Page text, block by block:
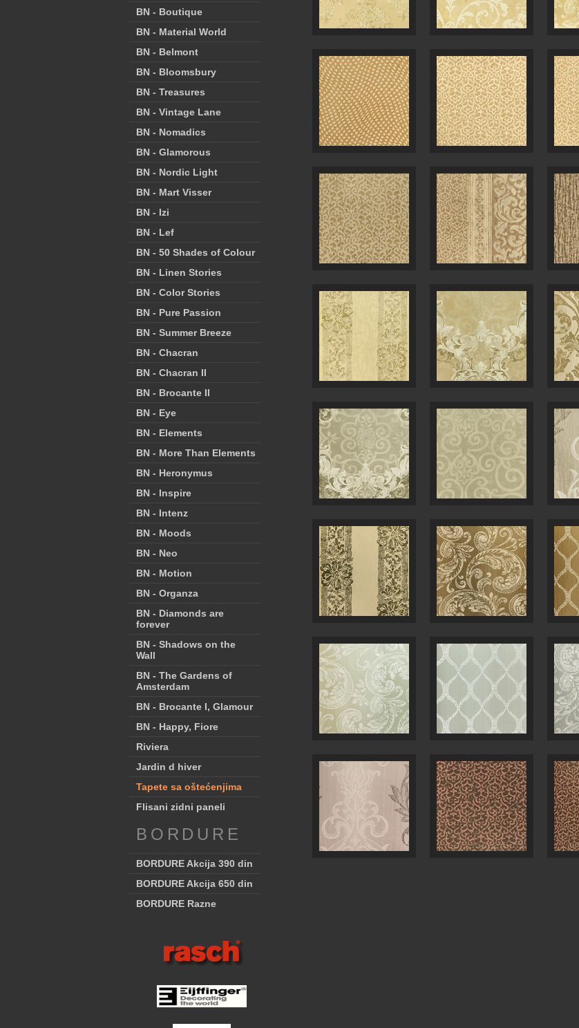
BN - Boutique
BN - Material World
BN - Belmont
BN - Bloomsbury
BN - Treasures
BN - Vintage Lane
BN - Nomadics
BN - Glamorous
BN - Nordic Light
BN - Mart Visser
BN - Izi
BN - Lef
BN - 50 Shades of Colour
BN - Linen Stories
BN - Color Stories
BN - Pure Passion
BN - Summer Breeze
BN - Chacran
BN - Chacran II
BN - Brocante II
BN - Eye
BN - Elements
BN - More Than Elements
BN - Heronymus
BN - Inspire
BN - Intenz
BN - Moods
BN - Neo
BN - Motion
BN - Organza
BN - Diamonds are
forever
BN - Shadows on the
Wall
BN - The Gardens of
Amsterdam
BN - Brocante I, Glamour
BN - Happy, Fiore
Riviera
Jardin d hiver
Tapete sa oštećenjima
Flisani zidni paneli
BORDURE
BORDURE Akcija 390 din
BORDURE Akcija 650 din
BORDURE Razne